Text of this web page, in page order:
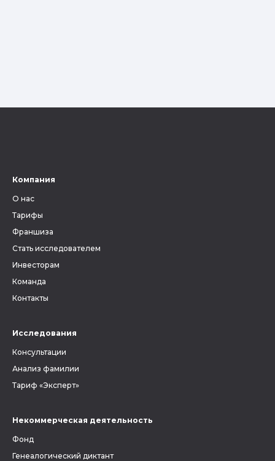
Компания
О нас
Тарифы
Франшиза
Стать исследователем
Инвесторам
Команда
Контакты
Исследования
Консультации
Анализ фамилии
Тариф «Эксперт»
Некоммерческая деятельность
Фонд
Генеалогический диктант